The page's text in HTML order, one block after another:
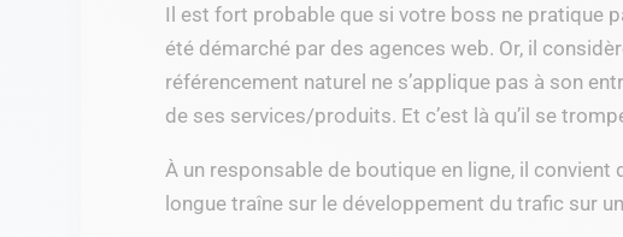
Il est fort probable que si votre boss ne pratique
été démarché par des agences web. Or, il
référencement naturel ne s’applique pas à son
de ses services/produits. Et c’est là qu’il se
À un responsable de boutique en ligne, il convient
longue traîne sur le développement du trafic sur